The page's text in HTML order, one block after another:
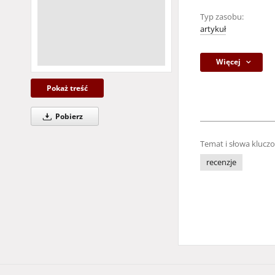
Pokaż treść
Pobierz
Typ zasobu:
artykuł
Więcej
Temat i słowa
recenzje